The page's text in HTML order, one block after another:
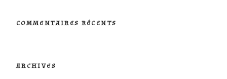
COMMENTAIRES RÉCENTS
ARCHIVES